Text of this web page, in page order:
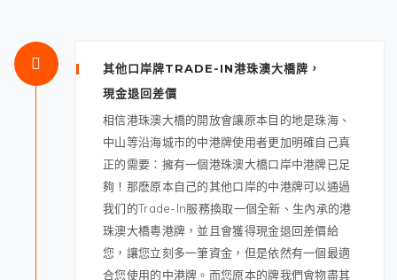
其他口岸牌TRADE-IN港珠澳大橋牌，
現金退回差價
相信港珠澳大橋的開放會讓原本目的地是珠海、
中山等沿海城市的中港牌使用者更加明確自己真
正的需要：擁有一個港珠澳大橋口岸中港牌已足
夠！那麽原本自己的其他口岸的中港牌可以通過
我们的Trade-In服務換取一個全新、生內承的港
珠澳大橋粵港牌，並且會獲得現金退回差價給
您，讓您立刻多一筆資金，但是依然有一個最適
合您使用的中港牌。而您原本的牌我們會物盡其